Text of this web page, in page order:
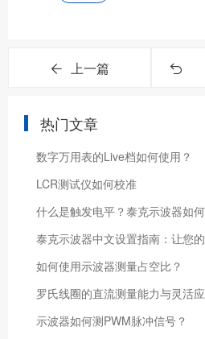
上一篇
热门文章
数字万用表的Live档如何使用？
LCR测试仪如何校准
什么是触发电平？泰克示波器如
泰克示波器中文设置指南：让您
如何使用示波器测量占空比？
罗氏线圈的直流测量能力与灵活
示波器如何测PWM脉冲信号？